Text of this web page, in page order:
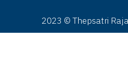
2023 © Thepsatri